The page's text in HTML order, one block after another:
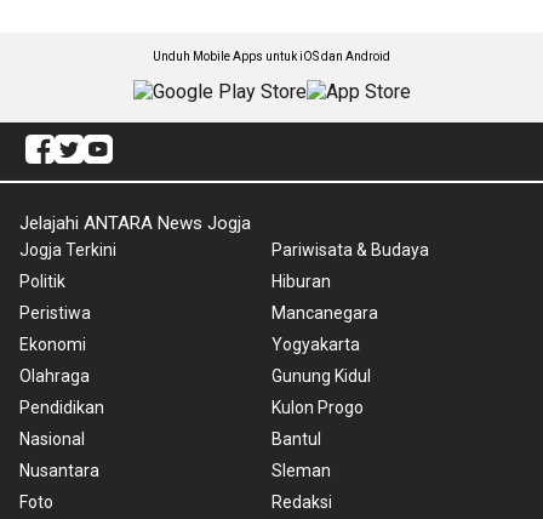
Unduh Mobile Apps untuk iOS dan Android
Jelajahi ANTARA News Jogja
Jogja Terkini
Politik
Peristiwa
Ekonomi
Olahraga
Pendidikan
Nasional
Nusantara
Foto
Pariwisata & Budaya
Hiburan
Mancanegara
Yogyakarta
Gunung Kidul
Kulon Progo
Bantul
Sleman
Redaksi